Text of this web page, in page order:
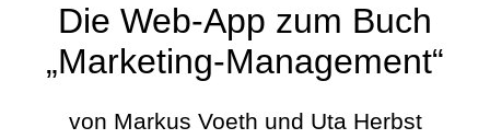
Die Web-App zum Buch
„Marketing-Management“
von Markus Voeth und Uta Herbst